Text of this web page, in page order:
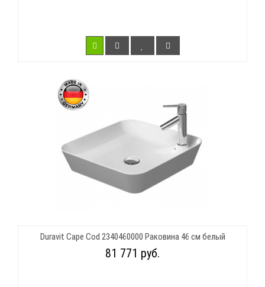
Duravit Cape Cod 2340460000 Раковина 46 см белый
81 771 руб.